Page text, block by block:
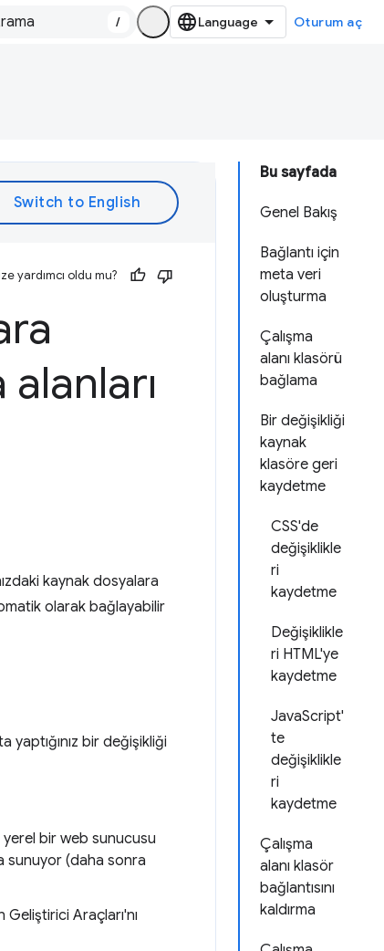
/ Oturum aç
Bu sayfada
Genel Bakış
Bağlantı için
meta veri
oluşturma
Çalışma
alanı klasörü
bağlama
Bir değişikliği
kaynak
klasöre geri
kaydetme
CSS'de
değişiklikle
ri
kaydetme
Değişiklikle
ri HTML'ye
kaydetme
JavaScript'
te
değişiklikle
ri
kaydetme
Çalışma
alanı klasör
bağlantısını
kaldırma
yardımcı oldu mu?
kaynak dosyalara
olarak bağlayabilir
yaptığınız bir değişikliği
bir web sunucusu
sunuyor (daha sonra
Araçları'nı